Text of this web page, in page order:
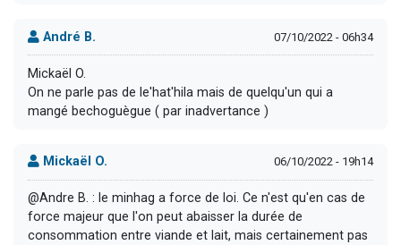
André B. 07/10/2022 - 06h34
Mickaël O.
On ne parle pas de le'hat'hila mais de quelqu'un qui a
mangé bechoguègue ( par inadvertance )
Mickaël O. 06/10/2022 - 19h14
@Andre B. : le minhag a force de loi. Ce n'est qu'en cas de
force majeur que l'on peut abaisser la durée de
consommation entre viande et lait, mais certainement pas